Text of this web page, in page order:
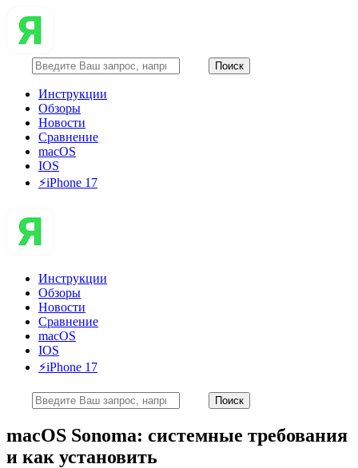
Инструкции
Обзоры
Новости
Сравнение
macOS
IOS
⚡️iPhone 17
Инструкции
Обзоры
Новости
Сравнение
macOS
IOS
⚡️iPhone 17
macOS Sonoma: системные требования
и как установить